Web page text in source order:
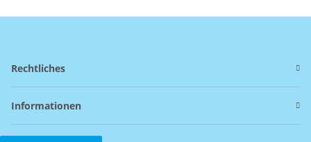
Rechtliches
Informationen